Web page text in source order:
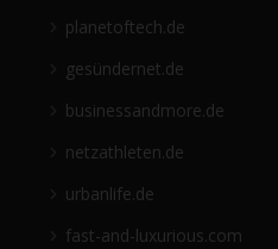
planetoftech.de
gesündernet.de
businessandmore.de
netzathleten.de
urbanlife.de
fast-and-luxurious.com